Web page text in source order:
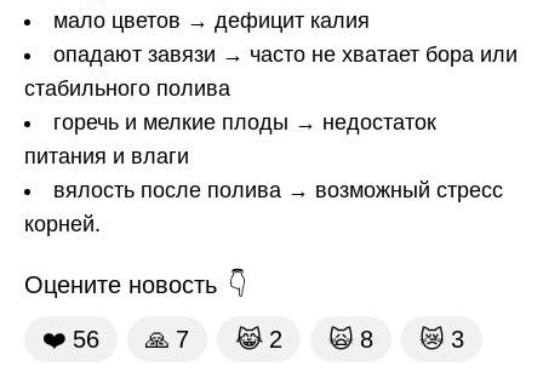
мало цветов → дефицит калия
опадают завязи → часто не хватает бора или
стабильного полива
горечь и мелкие плоды → недостаток
питания и влаги
вялость после полива → возможный стресс
корней.
Оцените новость
❤️ 56 🙏 7 😹 2 🙀 8 😿 3